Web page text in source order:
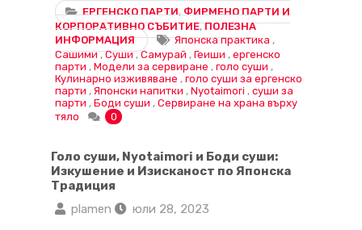
ЕРГЕНСКО ПАРТИ,ФИРМЕНО ПАРТИ И
КОРПОРАТИВНО СЪБИТИЕ,ПОЛЕЗНА
ИНФОРМАЦИЯ
Японска практика ,
Сашими ,Суши ,Самурай , Геиши , ергенско
парти , Модели за сервиране , голо суши ,
Кулинарно изживяване , голо суши за ергенско
парти , Японски напитки , Nyotaimori , суши за
парти , Боди суши , Сервиране на храна върху
тяло
0
Голо суши, Nyotaimori и Боди суши:
Изкушение и Изисканост по Японска
Традиция
plamen
юли 28, 2023